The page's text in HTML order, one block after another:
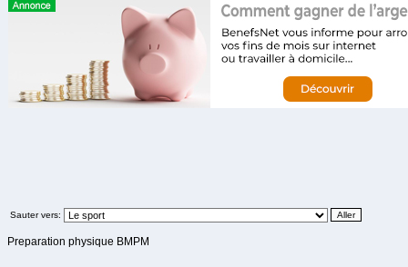
Sauter vers:
Preparation physique BMPM